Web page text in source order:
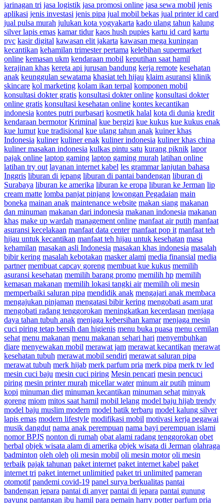
jarinagan tri jasa logistik jasa promosi online jasa sewa mobil jenis
aplikasi jenis investasi jenis pipa jual mobil bekas jual printer id card
jual pulsa murah julukan kota yogyakarta kado ulang tahun kalung
silver lapis emas kamar tidur kaos hush pupies kartu id card kartu
pvc kasir digital kawasan elit jakarta kawasan mega kuningan
kecantikan kehamilan trimester pertama kelebihan supermarket
online kemasan ukm kendaraan mobil keputihan saat hamil
kerajinan khas kereta api jurusan bandung kerja remote kesehatan
anak keunggulan sewatama khasiat teh hijau klaim asuransi klinik
skincare kol marketing kolam ikan terpal komponen mobil
konsultasi dokter gratis konsultasi dokter online konsultasi dokter
online gratis konsultasi kesehatan online kontes kecantikan
indonesia kontes putri purbasari kosmetik halal kota di dunia kredit
kendaraan bermotor Kriminal kue bergizi kue kukus kue kukus enak
kue lumut kue tradisional kue ulang tahun anak kuiner khas
Indonesia kuliner kuliner enak kuliner indonesia kuliner khas china
kuliner masakan indonesia kulkas pintu satu kurang piknik lapor
pajak online laptop gaming laptop gaming murah latihan online
latihan try out layanan internet kabel les grammar lanjutan bahasa
Inggris liburan di jepang liburan di pantai bandengan liburan di
Surabaya liburan ke amerika liburan ke eropa liburan ke Jerman lip
cream matte lomba panjat pinjang lowongan Pegadaian main
boneka mainan anak maintenance website makan siang makanan
dan minuman makanan dari indonesia makanan indonesia makanan
khas make up wardah management online manfaat air putih manfaat
asuransi kecelakaan manfaat data center manfaat pop it manfaat teh
hijau untuk kecantikan manfaat teh hijau untuk kesehatan masa
kehamilan masakan asli Indonesia masakan khas indonesia masalah
bibir kering masalah kebotakan masker alami media finansial media
partner membuat capcay goreng membuat kue kukus memilih
asuransi kesehatan memilih barang promo memilih hp memilih
kemasan makanan memilih lokasi tangki air memilih oli mesin
memperbaiki saluran pipa mendidik anak mengajari anak membaca
mengajukan pinjaman mengatasi bibir kering mengobati asam urat
mengobati radang tenggorokan meningkatkan kecerdasan menjaga
daya tahan tubuh anak menjaga kebersihan kamar menjaga mesin
cuci piring tetap bersih dan higienis menu buka puasa menu cemilan
sehat menu makanan menu makanan sehari hari menyembuhkan
diare menyewakan mobil merawat jam merawat kecantikan merawat
kesehatan tubuh merawat mobil sendiri merawat saluran pipa
merawat tubuh merk hijab merk parfum pria merk pipa merk tv led
mesin cuci baju mesin cuci piring Mesin pencari mesin pencuci
piring mesin printer murah micellar water minum air putih minum
kopi minuman diet minuman kecantikan minuman sehat minyak
goreng miom mitos saat hamil mobil lelang model baju hijab trendy
model baju muslim modern model batik terbaru model kalung silver
lapis emas modern lifestyle modifikasi mobil motivasi kerja pegawai
musik dangdut nama anak perempuan nama bayi perempuan islami
nomor BPJS nonton di rumah obat alami radang tenggorokan obet
herbal objek wisata alam di amerika objek wisata di Jerman olahraga
badminton oleh oleh oli mesin mobil oli mesin motor oli mesin
terbaik pajak tahunan paket internet paket internet kabel paket
internet tri paket internet unlimitied paket tri unlimited pameran
otomotif pandemi covid-19 panel surya berkualitas pantai
bandengan jepara pantai di anyer pantai di jepara pantai gunung
payung pantangan ibu hamil para pemain harry potter parfum pria